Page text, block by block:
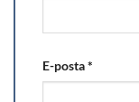
E-posta*